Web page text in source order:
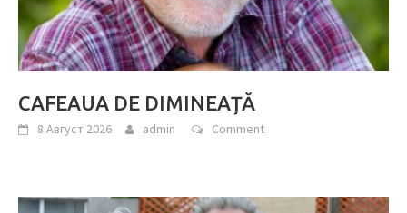
CAFEAUA DE DIMINEAȚĂ
8 Август 2026 admin Comment